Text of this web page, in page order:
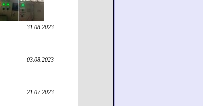
31.08.2023
03.08.2023
21.07.2023